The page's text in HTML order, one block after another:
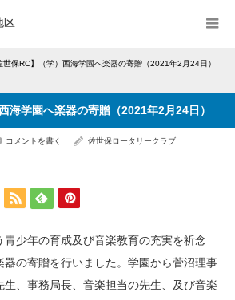
区
世保RC】（学）西海学園へ楽器の寄贈（2021年2月24日）
海学園へ楽器の寄贈（2021年2月24日）
コメントを書く 佐世保ロータリークラブ
少年の育成及び音楽教育の充実を祈念
器の寄贈を行いました。学園から菅沼理事
、事務局長、音楽担当の先生、及び音楽